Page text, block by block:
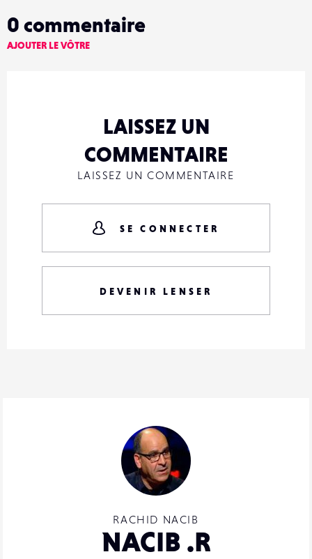
RACHID NACIB
NACIB .R
0 commentaire
AJOUTER LE VÔTRE
LAISSEZ UN
COMMENTAIRE
LAISSEZ UN COMMENTAIRE
SE CONNECTER
DEVENIR LENSER